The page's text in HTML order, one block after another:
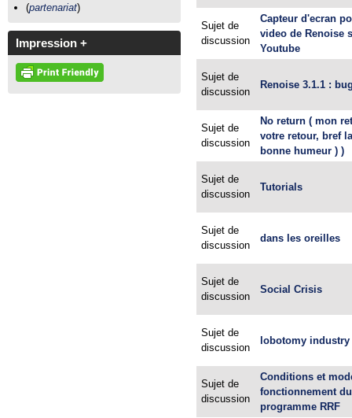
Sujet de
discussion
Capteur d'ecran
video de Renoise
Youtube
Sujet de
discussion
Renoise 3.1.1 :
Sujet de
discussion
No return ( mon
votre retour, bref
bonne humeur ) )
Sujet de
discussion
Tutorials
Sujet de
discussion
dans les oreilles
Sujet de
discussion
Social Crisis
Sujet de
discussion
lobotomy industry
Sujet de
discussion
Conditions et
fonctionnement du
programme RRF
(partenariat)
Impression +